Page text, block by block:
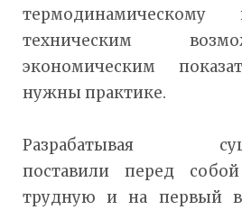
техническим
экономическим
нужны практике.
Разрабатывая
поставили перед
трудную и на первый